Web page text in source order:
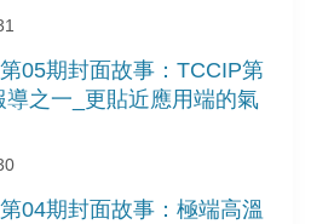
05期封面故事：TCCIP第
之一_更貼近應用端的氣
04期封面故事：極端高溫